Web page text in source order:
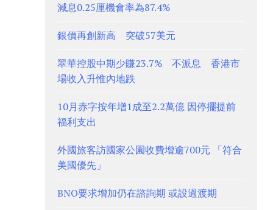
減息0.25厘機會率為87.4%
銀價再創新高 突破57美元
翠華控股中期少賺23.7% 不派息 香港市
場收入升惟內地跌
10月赤字按年增1成至2.2萬億 因停擺提前
福利支出
外國旅客訪國家公園收費增逾700元 「符合
美國優先」
BNO要求增加仍在諮詢期 或設過渡期